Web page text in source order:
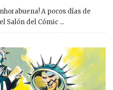
A pocos días de
Salón del Cómic ...